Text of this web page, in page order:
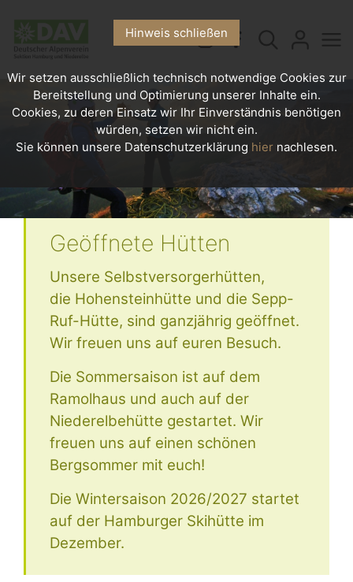
Geöffnete Hütten
Unsere Selbstversorgerhütten,
die Hohensteinhütte und die Sepp-
Ruf-Hütte, sind ganzjährig geöffnet.
Wir freuen uns auf euren Besuch.
Die Sommersaison ist auf dem
Ramolhaus und auch auf der
Niederelbehütte gestartet. Wir
freuen uns auf einen schönen
Bergsommer mit euch!
Die Wintersaison 2026/2027 startet
auf der Hamburger Skihütte im
Dezember.
Hinweis schließen
Wir setzen ausschließlich technisch notwendige Cookies zur
Bereitstellung und Optimierung unserer Inhalte ein.
Cookies, zu deren Einsatz wir Ihr Einverständnis benötigen
würden, setzen wir nicht ein.
Sie können unsere Datenschutzerklärung hier nachlesen.